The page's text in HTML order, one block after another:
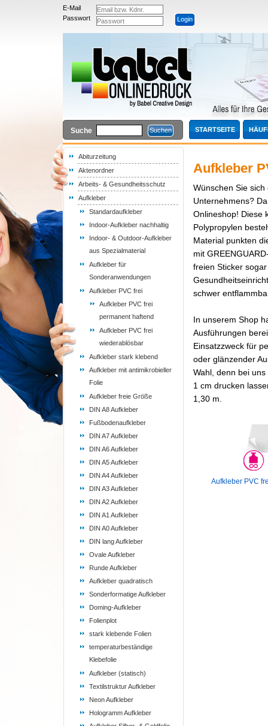
E-Mail
Passwort
Suche STARTSEITE
Abiturzeitung
Aktenordner
Arbeits- & Gesundheitsschutz
Aufkleber
Standardaufkleber
Indoor-Aufkleber nachhaltig
Indoor- & Outdoor-Aufkleber
aus Spezialmaterial
Aufkleber für
Sonderanwendungen
Aufkleber PVC frei
Aufkleber PVC frei
permanent haftend
Aufkleber PVC frei
wiederablösbar
Aufkleber stark klebend
Aufkleber mit antimikrobieller
Folie
Aufkleber freie Größe
DIN A8 Aufkleber
Fußbodenaufkleber
DIN A7 Aufkleber
DIN A6 Aufkleber
DIN A5 Aufkleber
DIN A4 Aufkleber
DIN A3 Aufkleber
DIN A2 Aufkleber
DIN A1 Aufkleber
DIN A0 Aufkleber
DIN lang Aufkleber
Ovale Aufkleber
Runde Aufkleber
Aufkleber quadratisch
Sonderformatige Aufkleber
Doming-Aufkleber
Folienplot
stark klebende Folien
temperaturbeständige
Klebefolie
Aufkleber (statisch)
Textilstruktur Aufkleber
Neon Aufkleber
Hologramm Aufkleber
Aufkleber
Wünschen Sie
Unternehmens?
Onlineshop! Diese
Polypropylen
Material punkten
mit
freien Sticker
schwer
In unserem Shop
Ausführungen
Einsatzzweck für
oder glänzender
Wahl, denn bei
1 cm drucken
1,30 m.
Aufkleber PVC